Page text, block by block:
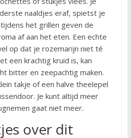
naaldjes eraf, spietst je
het grillen geven de
af aan het eten. Een echte
op dat je rozemarijn niet té
een krachtig kruid is, kan
bitter en zeepachtig maken.
takje of een halve theelepel
Je kunt altijd meer
gaat niet meer.
over dit